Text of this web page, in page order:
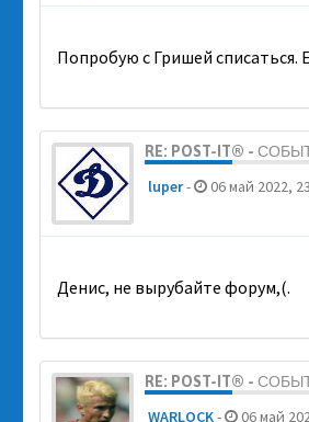
Попробую с Гришей списаться.
RE: POST-IT® -
luper- 06 май 2022,
Денис, не вырубайте форум,(.
RE: POST-IT® -
WARLOCK- 06 май